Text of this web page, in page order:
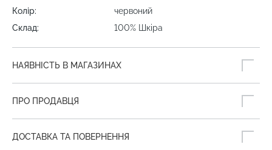
Колір:
червоний
Склад:
100% Шкіра
НАЯВНІСТЬ В МАГАЗИНАХ
ПРО ПРОДАВЦЯ
ДОСТАВКА ТА ПОВЕРНЕННЯ